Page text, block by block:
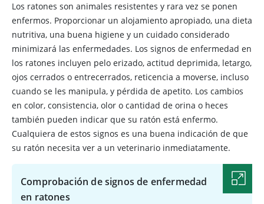
Los ratones son animales resistentes y rara vez se ponen
enfermos. Proporcionar un alojamiento apropiado, una dieta
nutritiva, una buena higiene y un cuidado considerado
minimizará las enfermedades. Los signos de enfermedad en
los ratones incluyen pelo erizado, actitud deprimida, letargo,
ojos cerrados o entrecerrados, reticencia a moverse, incluso
cuando se les manipula, y pérdida de apetito. Los cambios
en color, consistencia, olor o cantidad de orina o heces
también pueden indicar que su ratón está enfermo.
Cualquiera de estos signos es una buena indicación de que
su ratón necesita ver a un veterinario inmediatamente.
Comprobación de signos de enfermedad
en ratones